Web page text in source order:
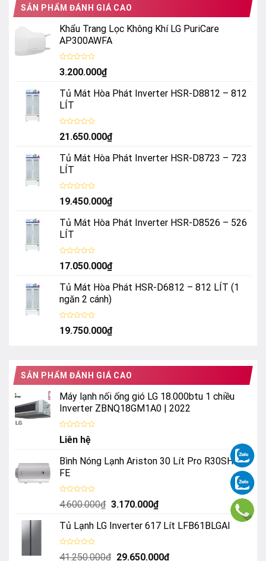
SẢN PHẨM ĐÁNH GIÁ CAO
Khẩu Trang Lọc Không Khí LG PuriCare
AP300AWFA
Được
xếp
0
5
sao
3.200.000₫
Tủ Mát Hòa Phát Inverter HSR-D8812 – 812
LÍT
Được
xếp
0
5
sao
21.650.000₫
Tủ Mát Hòa Phát Inverter HSR-D8723 – 723
LÍT
Được
xếp
0
5
sao
19.450.000₫
Tủ Mát Hòa Phát Inverter HSR-D8526 – 526
LÍT
Được
xếp
0
5
sao
17.050.000₫
Tủ Mát Hòa Phát HSR-D6812 – 812 LÍT (1
ngăn 2 cánh)
Được
xếp
19.750.000₫
SẢN PHẨM ĐÁNH GIÁ CAO
Máy lạnh nối ống gió LG 18.000btu 1 chiều
Inverter ZBNQ18GM1A0 | 2022
Được
xếp
0
5
sao
Liên hệ
Bình Nóng Lạnh Ariston 30 Lít Pro R30SH 2.5
FE
Được
xếp
0
5
4.600.000₫ Giá
là:
3.170.000₫Giá
tại
3.170.000₫.
Tủ Lạnh LG Inverter 617 Lít LFB61BLGAI
Được
xếp
41.250.000₫ Giá
29.650.000₫Giá